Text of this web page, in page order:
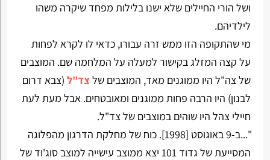
ושל הורי החיילים שלא ישנו בלילות מפחד שיקרה משהו
לילדיהם.
מי שהתקופה הזו ממש זרה עבורו, כדאי לו לקרא לפחות
על קצה המזלג בקישור למעלה על המלחמה שם. המוצבים
של צה"ל היו ממוגנים מאד, המוצבים של צד"ל(צבא דרום
לבנון) היו הרבה פחות ממוגנים ומאובטחים. אבל מעת לעת
חיילי צהל היו שוהים במוצבים של צד"ל.
"...ב-9 באוגוסט [1998]. כוח של מחלקת הדרגון מהפלוגה
המסייעת של גדוד 101 יצא ממוצב עישייה למוצב סוג'וד של